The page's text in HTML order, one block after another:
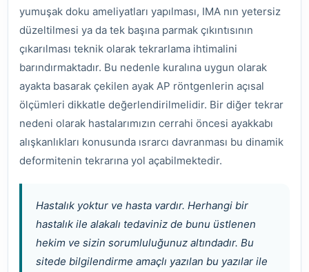
yumuşak doku ameliyatları yapılması, IMA nın yetersiz
düzeltilmesi ya da tek başına parmak çıkıntısının
çıkarılması teknik olarak tekrarlama ihtimalini
barındırmaktadır. Bu nedenle kuralına uygun olarak
ayakta basarak çekilen ayak AP röntgenlerin açısal
ölçümleri dikkatle değerlendirilmelidir. Bir diğer tekrar
nedeni olarak hastalarımızın cerrahi öncesi ayakkabı
alışkanlıkları konusunda ısrarcı davranması bu dinamik
deformitenin tekrarına yol açabilmektedir.
Hastalık yoktur ve hasta vardır. Herhangi bir
hastalık ile alakalı tedaviniz de bunu üstlenen
hekim ve sizin sorumluluğunuz altındadır. Bu
sitede bilgilendirme amaçlı yazılan bu yazılar ile